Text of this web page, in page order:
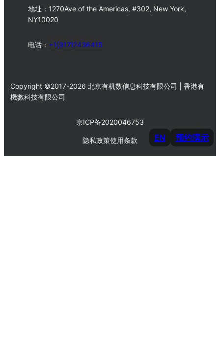
EN 预约演示
地址：1270Ave of the Americas, #302, New York,
NY10020
电话： +1(917)2436415
Copyright ©2017-2026 北京有机数信息科技有限公司 | 香港有
機數科技有限公司
京ICP备2020046753
隐私政策使用条款